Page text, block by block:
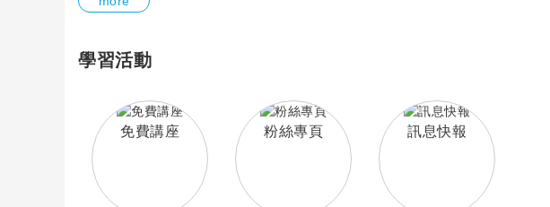
學習活動
免費講座 粉絲專頁 訊息快報